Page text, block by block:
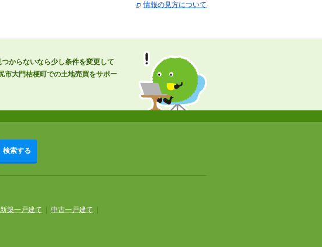
情報の見方について
からないなら少し条件を変更して
市大門桔梗町での土地売買をサポー
検索する
新築一戸建て 中古一戸建て